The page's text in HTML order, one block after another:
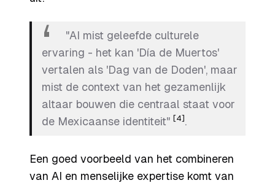
"AI mist geleefde culturele
ervaring - het kan 'Día de Muertos'
vertalen als 'Dag van de Doden', maar
mist de context van het gezamenlijk
altaar bouwen die centraal staat voor
de Mexicaanse identiteit" [4] .
Een goed voorbeeld van het combineren
van AI en menselijke expertise komt van